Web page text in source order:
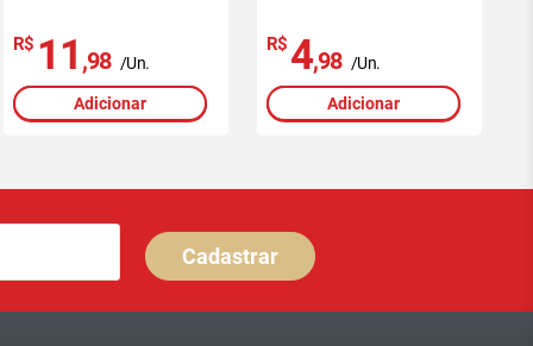
R$ 11 ,98 /Un.
Adicionar
R$ 4,98 /Un.
Adicionar
Cadastrar